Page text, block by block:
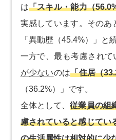
は「スキル・能力（
実感しています。そのあ
「異動歴（45.4%）」と
一方で、最も考慮されて
が少ないのは「住居（
（36.2%）」です。
全体として、従業員の組
慮されていると感じてい